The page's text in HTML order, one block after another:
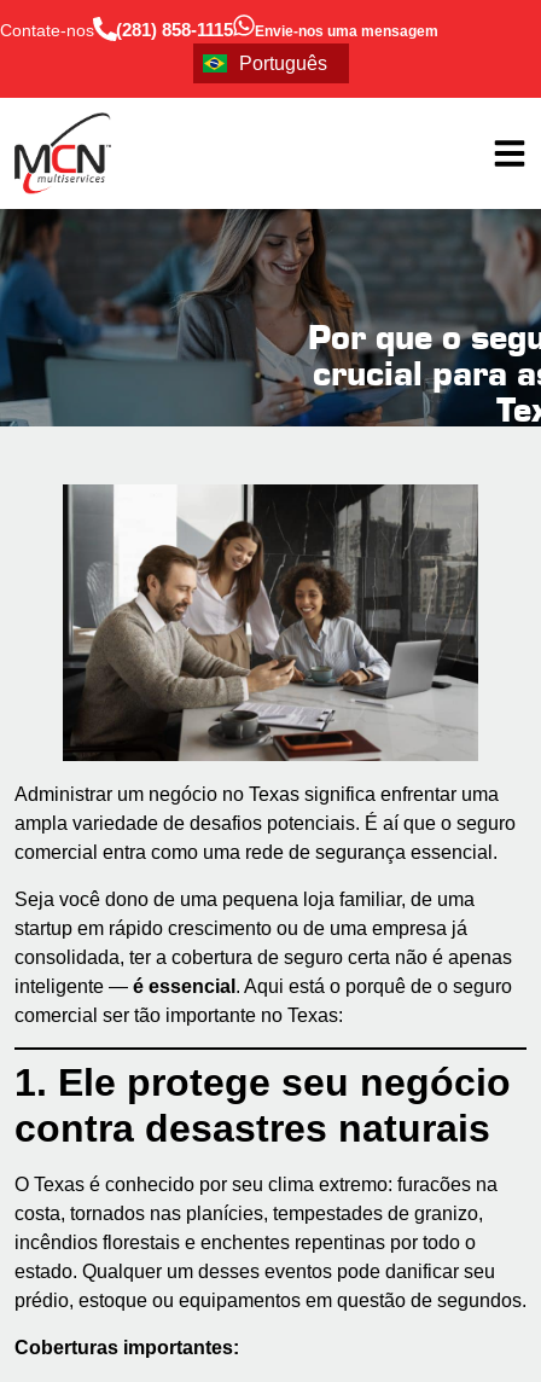
Contate-nos (281) 858-1115 Envie-nos uma mensagem
Português
English
Español
Por que o
crucial para
Administrar um negócio no Texas significa enfrentar uma
ampla variedade de desafios potenciais. É aí que o seguro
comercial entra como uma rede de segurança essencial.
Seja você dono de uma pequena loja familiar, de uma
startup em rápido crescimento ou de uma empresa já
consolidada, ter a cobertura de seguro certa não é apenas
inteligente — é essencial . Aqui está o porquê de o seguro
comercial ser tão importante no Texas:
1. Ele protege seu negócio
contra desastres naturais
O Texas é conhecido por seu clima extremo: furacões na
costa, tornados nas planícies, tempestades de granizo,
incêndios florestais e enchentes repentinas por todo o
estado. Qualquer um desses eventos pode danificar seu
prédio, estoque ou equipamentos em questão de segundos.
Coberturas importantes: